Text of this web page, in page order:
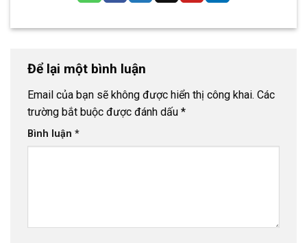
Để lại một bình luận
Email của bạn sẽ không được hiển thị công khai. Các
trường bắt buộc được đánh dấu *
Bình luận *